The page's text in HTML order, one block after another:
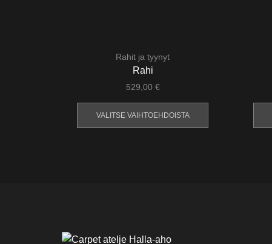
Rahit ja tyynyt
Rahi
529,00 €
VALITSE VAIHTOEHDOISTA